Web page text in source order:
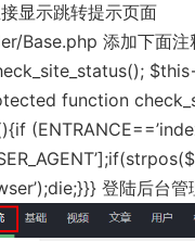
显示跳转提示页面
Base.php 添加下面注
function
登陆后台管